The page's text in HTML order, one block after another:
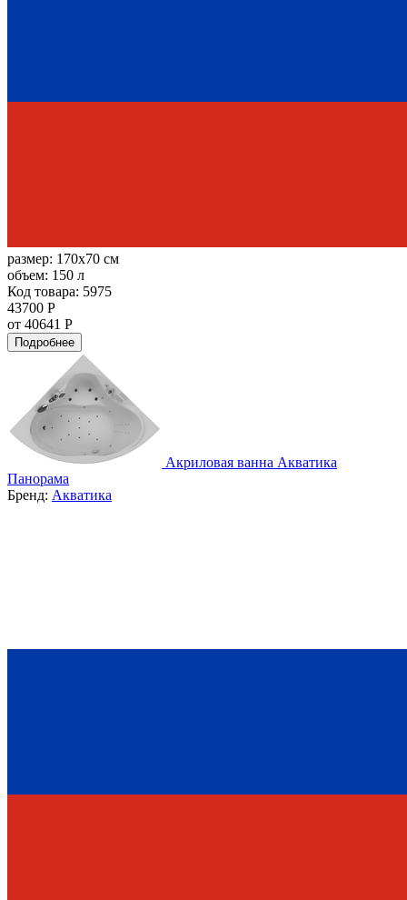
размер: 170x70 см
объем: 150 л
Код товара: 5975
43700 Р
от 40641 Р
Подробнее
Акриловая ванна Акватика
Панорама
Бренд: Акватика